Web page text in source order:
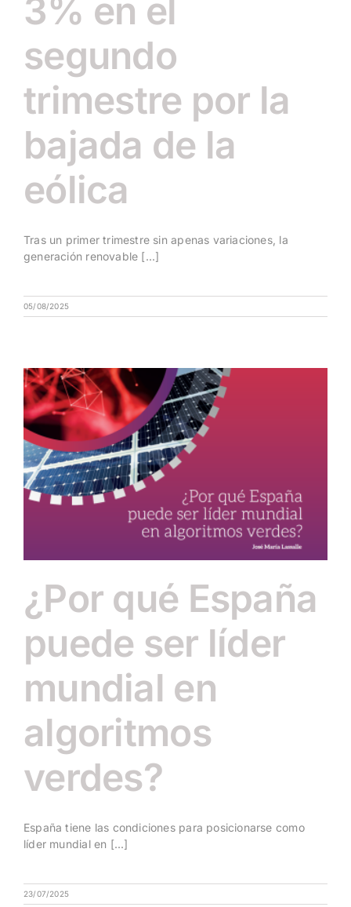
3% en el
segundo
trimestre por la
bajada de la
eólica
Tras un primer trimestre sin apenas variaciones, la
generación renovable [...]
05/08/2025
¿Por qué España
puede ser líder
mundial en
algoritmos
verdes?
España tiene las condiciones para posicionarse como
líder mundial en [...]
23/07/2025